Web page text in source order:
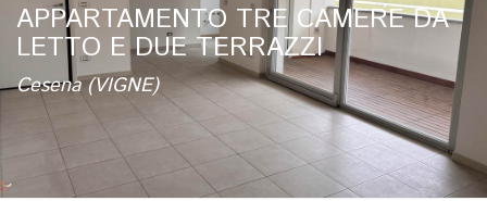
APPARTAMENTO TRE CAMERE DA
LETTO E DUE TERRAZZI
Cesena (VIGNE)